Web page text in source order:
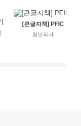
[큰글자책] PFIC
청년의사